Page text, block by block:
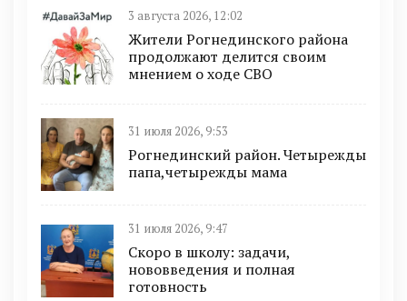
3 августа 2026, 12:02
Жители Рогнединского района
продолжают делится своим
мнением о ходе СВО
31 июля 2026, 9:53
Рогнединский район. Четырежды
папа,четырежды мама
31 июля 2026, 9:47
Скоро в школу: задачи,
нововведения и полная
готовность